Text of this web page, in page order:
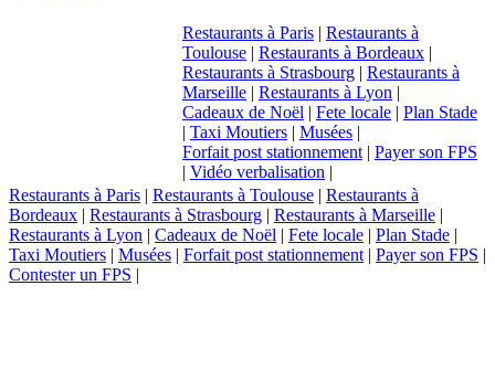
Restaurants à Paris | Restaurants à
Toulouse | Restaurants à Bordeaux |
Restaurants à Strasbourg | Restaurants à
Marseille | Restaurants à Lyon |
Cadeaux de Noël | Fete locale | Plan Stade
| Taxi Moutiers | Musées |
Forfait post stationnement | Payer son FPS
| Vidéo verbalisation |
Restaurants à Paris | Restaurants à Toulouse | Restaurants à
Bordeaux | Restaurants à Strasbourg | Restaurants à Marseille |
Restaurants à Lyon | Cadeaux de Noël | Fete locale | Plan Stade |
Taxi Moutiers | Musées | Forfait post stationnement | Payer son FPS |
Contester un FPS |